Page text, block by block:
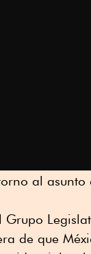
al asunto
de que